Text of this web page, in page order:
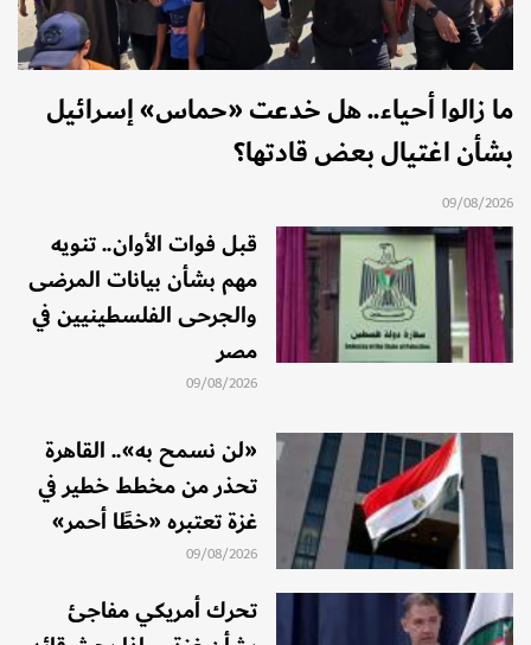
ما زالوا أحياء.. هل خدعت «حماس» إسرائيل
بشأن اغتيال بعض قادتها؟
09/08/2026
قبل فوات الأوان.. تنويه
مهم بشأن بيانات المرضى
والجرحى الفلسطينيين في
مصر
09/08/2026
«لن نسمح به».. القاهرة
تحذر من مخطط خطير في
غزة تعتبره «خطًا أحمر»
09/08/2026
تحرك أمريكي مفاجئ